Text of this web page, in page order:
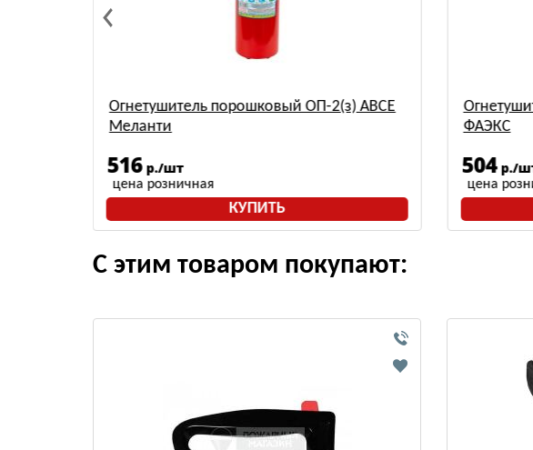
Огнетушитель порошковый ОП-2(з) АВСЕ
Меланти
516 р./шт
цена розничная
КУПИТЬ
ФАЭКС
504 р./
цена
С этим товаром покупают: